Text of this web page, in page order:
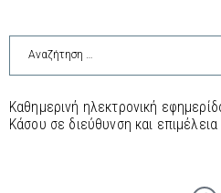
Καθημερινή ηλεκτρονική
Κάσου σε διεύθυνση και